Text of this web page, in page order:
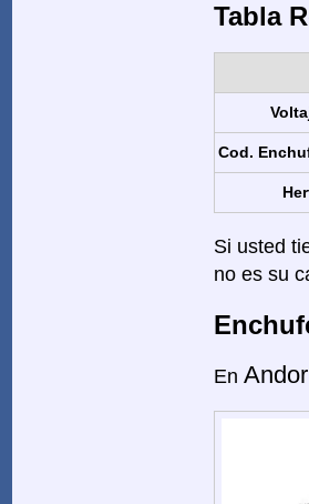
Tabla
Cod.
Si usted
no es su
En